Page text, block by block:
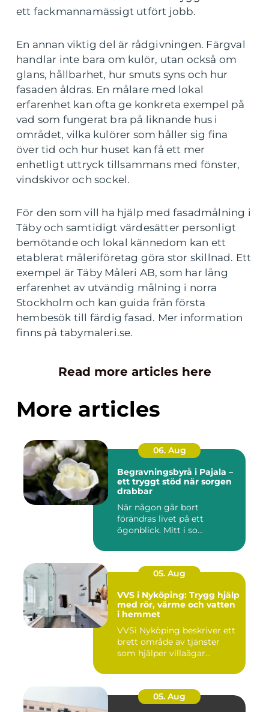
ett fackmannamässigt utfört jobb.
En annan viktig del är rådgivningen. Färgval
handlar inte bara om kulör, utan också om
glans, hållbarhet, hur smuts syns och hur
fasaden åldras. En målare med lokal
erfarenhet kan ofta ge konkreta exempel på
vad som fungerat bra på liknande hus i
området, vilka kulörer som håller sig fina
över tid och hur huset kan få ett mer
enhetligt uttryck tillsammans med fönster,
vindskivor och sockel.
För den som vill ha hjälp med fasadmålning i
Täby och samtidigt värdesätter personligt
bemötande och lokal kännedom kan ett
etablerat måleriföretag göra stor skillnad. Ett
exempel är Täby Måleri AB, som har lång
erfarenhet av utvändig målning i norra
Stockholm och kan guida från första
hembesök till färdig fasad. Mer information
finns på tabymaleri.se.
Read more articles here
More articles
06. Aug
Begravningsbyrå i Pajala –
ett tryggt stöd när sorgen
drabbar
När någon går bort
förändras livet på ett
ögonblick. Mitt i so...
05. Aug
VVS i Nyköping: Trygg hjälp
med rör, värme och vatten
i hemmet
VVSi Nyköping beskriver ett
brett område av tjänster
som hjälper villaägar...
05. Aug